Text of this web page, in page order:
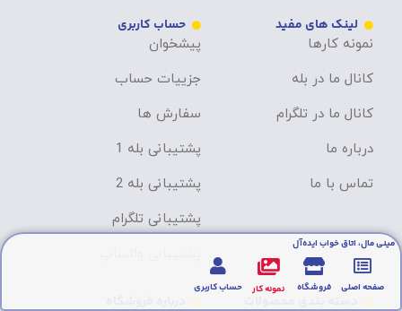
لینک های مفید
نمونه کارها
کانال ما در بله
کانال ما در تلگرام
درباره ما
تماس با ما
حساب کاربری
پیشخوان
جزییات حساب
سفارش ها
پشتیبانی بله 1
پشتیبانی بله 2
پشتیبانی تلگرام
مینی مال، اتاق خواب ایده‌آل
صفحه اصلی فروشگاه نمونه کار حساب کاربری